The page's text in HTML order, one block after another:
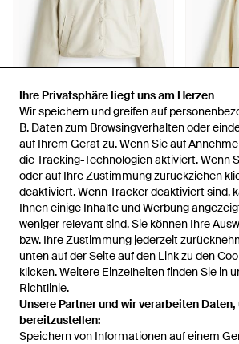
Ihre Privatsphäre liegt uns am Herzen
Wir speichern und greifen auf
B. Daten zum Browsingverhalten oder
auf Ihrem Gerät zu. Wenn Sie auf
die Tracking-Technologien aktiviert. Wenn
oder auf Ihre Zustimmung zurückziehen
deaktiviert. Wenn Tracker deaktiviert sind,
Ihnen einige Inhalte und Werbung
weniger relevant sind. Sie können Ihre
bzw. Ihre Zustimmung jederzeit
unten auf der Seite auf den Link zu den
klicken. Weitere Einzelheiten finden Sie in
Richtlinie.
Unsere Partner und wir verarbeiten
bereitzustellen:
Speichern von Informationen auf einem
Ihre Privatsphäre liegt uns am Herzen
Wir speichern und greifen auf
B. Daten zum Browsingverhalten oder
auf Ihrem Gerät zu. Wenn Sie auf
die Tracking-Technologien aktiviert. Wenn
oder auf Ihre Zustimmung zurückziehen
deaktiviert. Wenn Tracker deaktiviert sind,
Ihnen einige Inhalte und Werbung
weniger relevant sind. Sie können Ihre
bzw. Ihre Zustimmung jederzeit
unten auf der Seite auf den Link zu den
klicken. Weitere Einzelheiten finden Sie in
Richtlinie.
Unsere Partner und wir verarbeiten
bereitzustellen:
Speichern von Informationen auf einem
49,99 €
H&M
Wendbare Pilotenjacke - Weiß
VonH&M
179 €
H&M
Von